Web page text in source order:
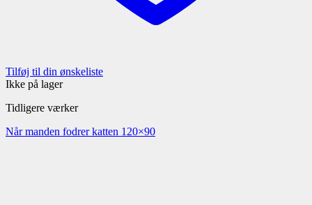
Tilføj til din ønskeliste
Ikke på lager
Tidligere værker
Når manden fodrer katten 120×90